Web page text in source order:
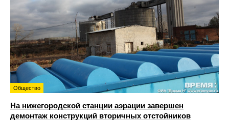
Общество
На нижегородской станции аэрации завершен
демонтаж конструкций вторичных отстойников